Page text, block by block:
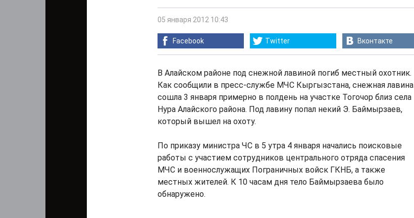
05 января 2012 10:43
Facebook Twitter Вконтакте
В Алайском районе под снежной лавиной погиб местный охотник.
Как сообщили в пресс-службе МЧС Кыргызстана, снежная лавина
сошла 3 января примерно в полдень на участке Тогочор близ села
Нура Алайского района. Под лавину попал некий Э. Баймырзаев,
который вышел на охоту.
По приказу министра ЧС в 5 утра 4 января начались поисковые
работы с участием сотрудников центрального отряда спасения
МЧС и военнослужащих Пограничных войск ГКНБ, а также
местных жителей. К 10 часам дня тело Баймырзаева было
обнаружено.